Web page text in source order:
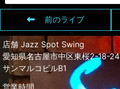
前のライブ
店舗 Jazz Spot Swing
愛知県名古屋市中区東桜2-18-24
サンマルコビルB1